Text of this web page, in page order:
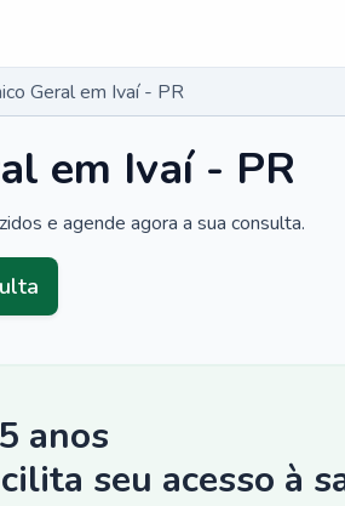
Geral em Ivaí - PR
em Ivaí - PR
e agende agora a sua consulta.
anos
seu acesso à